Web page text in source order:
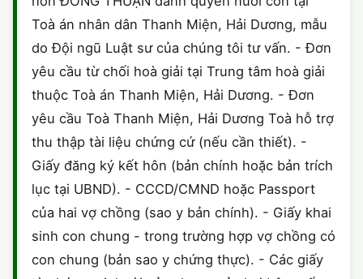
Toà án nhân dân Thanh Miện, Hải Dương, mẫu
do Đội ngũ Luật sư của chúng tôi tư vấn. - Đơn
yêu cầu từ chối hoà giải tại Trung tâm hoà giải
thuộc Toà án Thanh Miện, Hải Dương. - Đơn
yêu cầu Toà Thanh Miện, Hải Dương Toà hỗ trợ
thu thập tài liệu chứng cứ (nếu cần thiết). -
Giấy đăng ký kết hôn (bản chính hoặc bản trích
lục tại UBND). - CCCD/CMND hoặc Passport
của hai vợ chồng (sao y bản chính). - Giấy khai
sinh con chung - trong trường hợp vợ chồng có
con chung (bản sao y chứng thực). - Các giấy